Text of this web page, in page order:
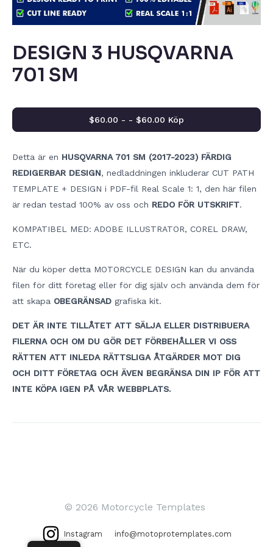
DESIGN 3 HUSQVARNA
701 SM
Detta är en HUSQVARNA 701 SM (2017-2023) FÄRDIG
REDIGERBAR DESIGN, nedladdningen inkluderar CUT PATH
TEMPLATE + DESIGN i PDF-fil Real Scale 1: 1, den här filen
är redan testad 100% av oss och REDO FÖR UTSKRIFT.
KOMPATIBEL MED: ADOBE ILLUSTRATOR, COREL DRAW,
ETC.
När du köper detta MOTORCYCLE DESIGN kan du använda
filen för ditt företag eller för dig själv och använda dem för
att skapa OBEGRÄNSAD grafiska kit.
DET ÄR INTE TILLÅTET ATT SÄLJA ELLER DISTRIBUERA
FILERNA OCH OM DU GÖR DET FÖRBEHÅLLER VI OSS
RÄTTEN ATT INLEDA RÄTTSLIGA ÅTGÄRDER MOT DIG
OCH DITT FÖRETAG OCH ÄVEN BEGRÄNSA DIN IP FÖR ATT
INTE KÖPA IGEN PÅ VÅR WEBBPLATS.
$60.00 - - $60.00 Köp
© 2026 Motorcycle Templates
Instagram info@motoprotemplates.com